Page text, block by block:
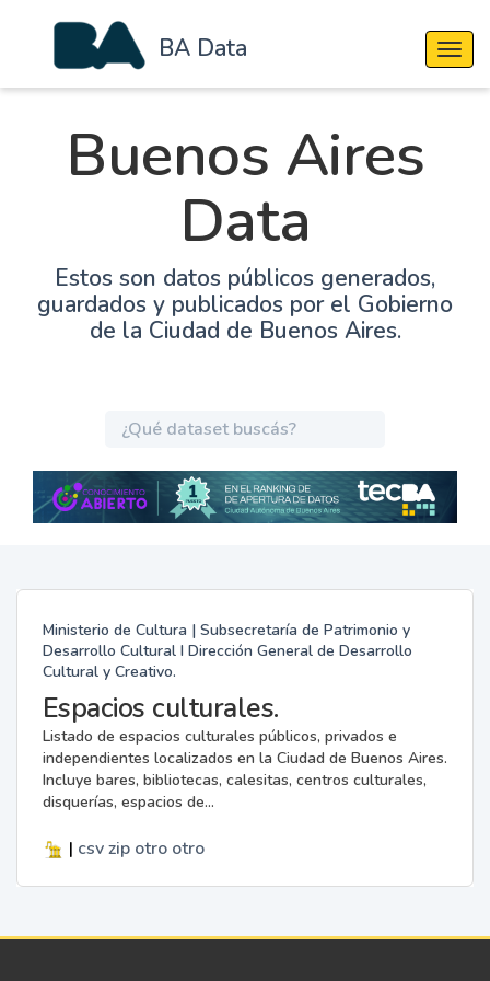
BA Data
Buenos Aires
Data
Estos son datos públicos generados,
guardados y publicados por el Gobierno
de la Ciudad de Buenos Aires.
Ministerio de Cultura | Subsecretaría de Patrimonio y
Desarrollo Cultural I Dirección General de Desarrollo
Cultural y Creativo.
Espacios culturales.
Listado de espacios culturales públicos, privados e
independientes localizados en la Ciudad de Buenos Aires.
Incluye bares, bibliotecas, calesitas, centros culturales,
disquerías, espacios de...
| csv zip otro otro